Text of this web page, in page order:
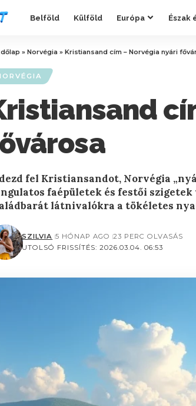
Belföld Külföld Európa Észak
» Norvégia » Kristiansand cím – Norvégia nyári
fel Kristiansandot, Norvégia
faépületek és festői
látnivalókra a tökéletes
UTOLSÓ FRISSÍTÉS: 2026.03.04. 06:53
SZILVIA 5 HÓNAP AGO 23 PERC OLVASÁS